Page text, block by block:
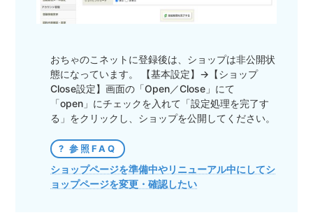
おちゃのこネットに登録後は、ショップは非公開状
態になっています。 【基本設定】→【ショップ
Close設定】画面の「Open／Close」にて
「open」にチェックを入れて「設定処理を完了す
る」をクリックし、ショップを公開してください。
参照FAQ
ショップページを準備中やリニューアル中にしてシ
ョップページを変更・確認したい